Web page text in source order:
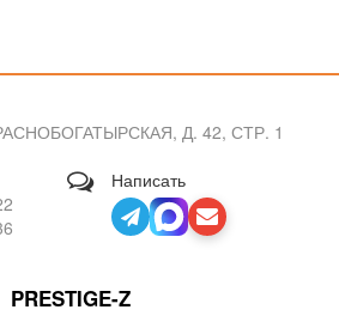
Д. 42, СТР. 1
Написать
PRESTIGE-Z